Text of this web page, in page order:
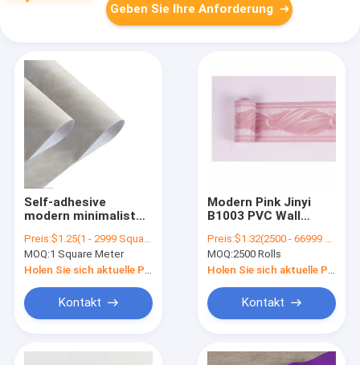
Geben Sie Ihre Anforderung
Self-adhesive
modern minimalist
wallpaper home
decoration wallpaper
rolls skin and import
stick 3d wallpaper
with a
Preis:$1.25(1 - 2999 Square Meters) $1.22(3000 - 99999 Square Meters) $1.15(>=100000 Square Meters)
MOQ:1 Square Meter
Kontakt
Modern Pink Jinyi
B1003 PVC Wall
Peel and Stick
Contact Paper
Furniture Border
Wallpaper
Preis:$1.32(2500 - 66999 Rolls) $1.17(>=67000 Rolls)
MOQ:2500 Rolls
Kontakt